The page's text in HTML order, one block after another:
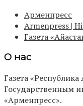
Арменпресс
Armenpress |
Газета
О нас
Газета
Государственным
«Арменпресс».